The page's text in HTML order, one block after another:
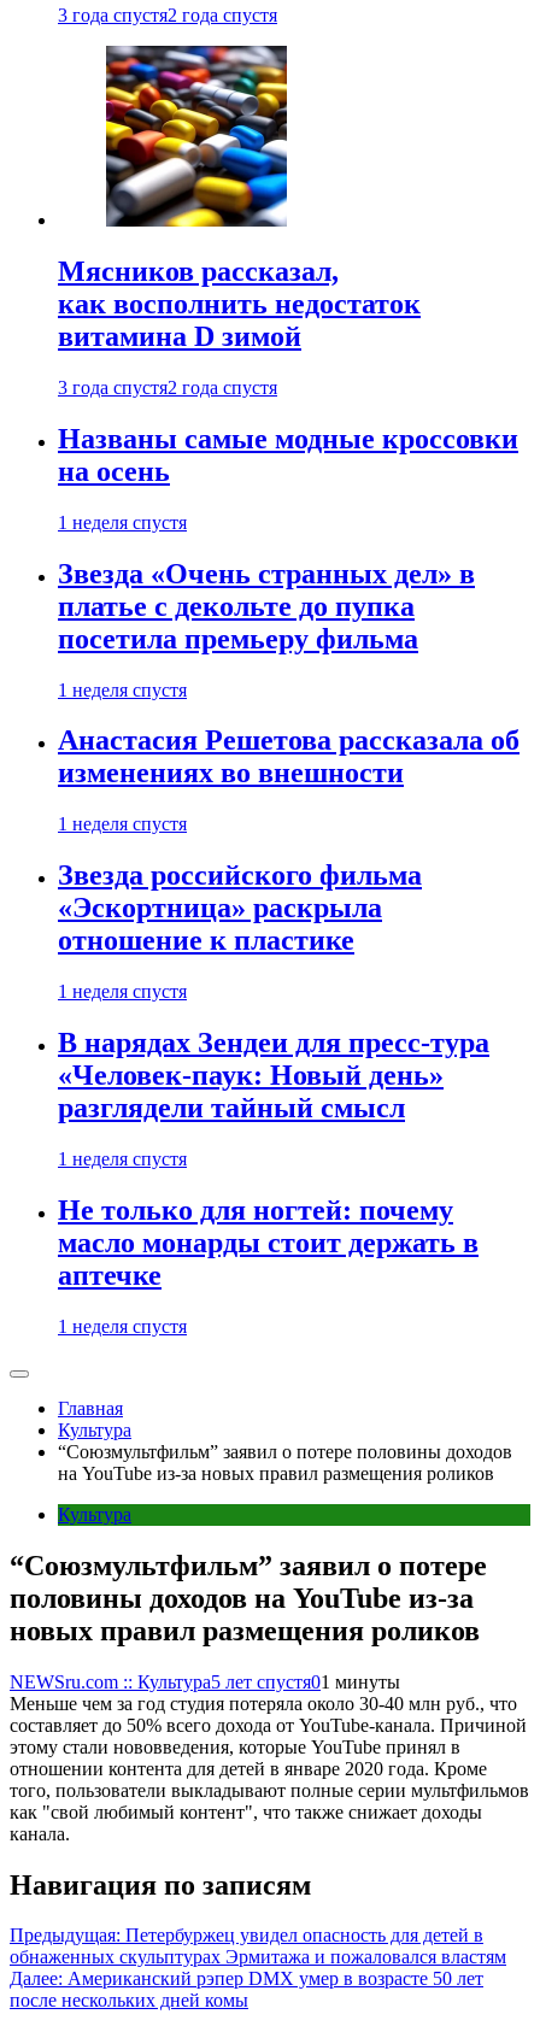
3 года спустя2 года спустя
Мясников рассказал,
как восполнить недостаток
витамина D зимой
3 года спустя2 года спустя
Названы самые модные кроссовки
на осень
1 неделя спустя
Звезда «Очень странных дел» в
платье с декольте до пупка
посетила премьеру фильма
1 неделя спустя
Анастасия Решетова рассказала об
изменениях во внешности
1 неделя спустя
Звезда российского фильма
«Эскортница» раскрыла
отношение к пластике
1 неделя спустя
В нарядах Зендеи для пресс-тура
«Человек-паук: Новый день»
разглядели тайный смысл
1 неделя спустя
Не только для ногтей: почему
масло монарды стоит держать в
аптечке
1 неделя спустя
Главная
Культура
“Союзмультфильм” заявил о потере половины доходов
на YouTube из-за новых правил размещения роликов
Культура
“Союзмультфильм” заявил о потере
половины доходов на YouTube из-за
новых правил размещения роликов
NEWSru.com :: Культура5 лет спустя01 минуты
Меньше чем за год студия потеряла около 30-40 млн руб., что
составляет до 50% всего дохода от YouTube-канала. Причиной
этому стали нововведения, которые YouTube принял в
отношении контента для детей в январе 2020 года. Кроме
того, пользователи выкладывают полные серии мультфильмов
как "свой любимый контент", что также снижает доходы
канала.
Навигация по записям
Предыдущая: Петербуржец увидел опасность для детей в
обнаженных скульптурах Эрмитажа и пожаловался властям
Далее: Американский рэпер DMX умер в возрасте 50 лет
после нескольких дней комы